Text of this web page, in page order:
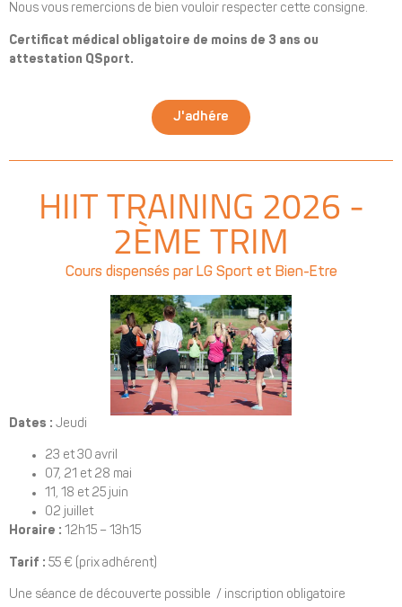
Nous vous remercions de bien vouloir respecter cette consigne.
Certificat médical obligatoire de moins de 3 ans ou
attestation QSport.
J'adhére
HIIT TRAINING 2026 -
2ÈME TRIM
Cours dispensés par LG Sport et Bien-Etre
Dates : Jeudi
23 et 30 avril
07, 21 et 28 mai
11, 18 et 25 juin
02 juillet
Horaire : 12h15 – 13h15
Tarif : 55 € (prix adhérent)
Une séance de découverte possible / inscription obligatoire